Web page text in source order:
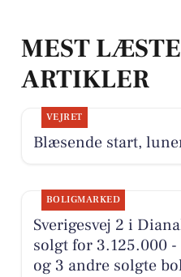
MEST LÆSTE
ARTIKLER
VEJRET
Blæsende start,
BOLIGMARKED
Sverigesvej 2 i
solgt for 3.125.000 -
og 3 andre solgte